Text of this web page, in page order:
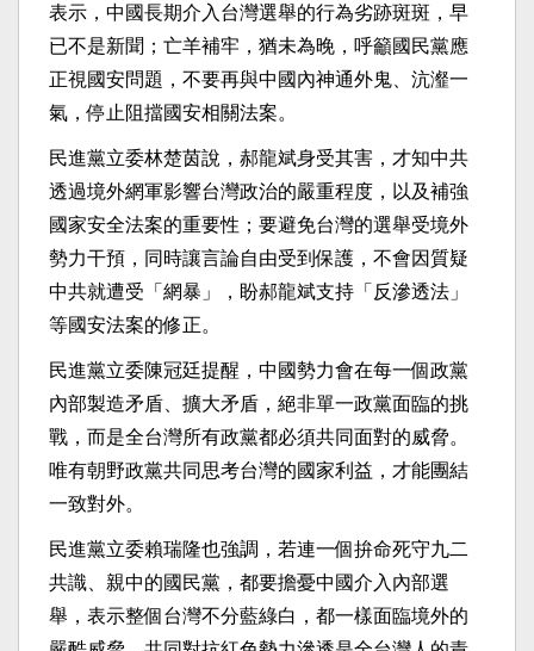
表示，中國長期介入台灣選舉的行為劣跡斑斑，早
已不是新聞；亡羊補牢，猶未為晚，呼籲國民黨應
正視國安問題，不要再與中國內神通外鬼、沆瀣一
氣，停止阻擋國安相關法案。
民進黨立委林楚茵說，郝龍斌身受其害，才知中共
透過境外網軍影響台灣政治的嚴重程度，以及補強
國家安全法案的重要性；要避免台灣的選舉受境外
勢力干預，同時讓言論自由受到保護，不會因質疑
中共就遭受「網暴」，盼郝龍斌支持「反滲透法」
等國安法案的修正。
民進黨立委陳冠廷提醒，中國勢力會在每一個政黨
內部製造矛盾、擴大矛盾，絕非單一政黨面臨的挑
戰，而是全台灣所有政黨都必須共同面對的威脅。
唯有朝野政黨共同思考台灣的國家利益，才能團結
一致對外。
民進黨立委賴瑞隆也強調，若連一個拚命死守九二
共識、親中的國民黨，都要擔憂中國介入內部選
舉，表示整個台灣不分藍綠白，都一樣面臨境外的